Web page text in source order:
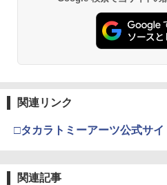
関連リンク
□タカラトミーアーツ公式サイ
関連記事